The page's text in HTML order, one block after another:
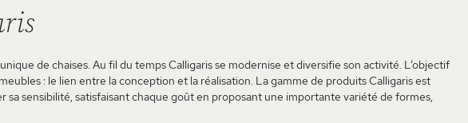
de chaises. Au fil du temps Calligaris se modernise et diversifie son activité. L’objectif
: le lien entre la conception et la réalisation. La gamme de produits Calligaris est
sa sensibilité, satisfaisant chaque goût en proposant une importante variété de formes,